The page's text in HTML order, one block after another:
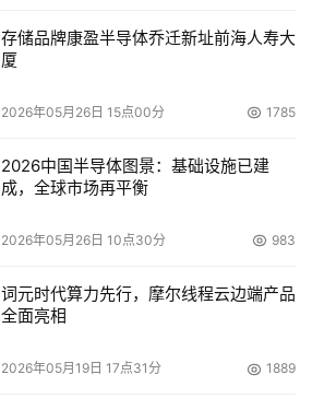
存储品牌康盈半导体乔迁新址前海人寿大
厦
2026年05月26日 15点00分 1785
2026中国半导体图景：基础设施已建
成，全球市场再平衡
2026年05月26日 10点30分 983
词元时代算力先行，摩尔线程云边端产品
全面亮相
2026年05月19日 17点31分 1889